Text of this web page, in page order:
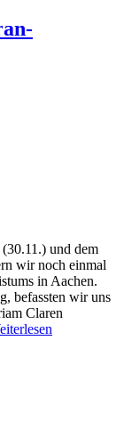
und dem
wir noch einmal
in Aachen.
befassten wir uns
Claren